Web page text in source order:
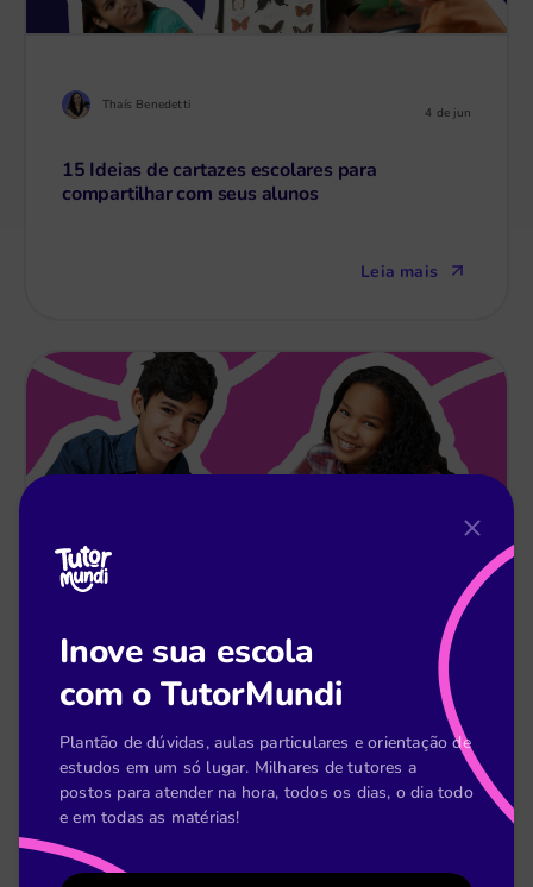
Thaís Benedetti 4 de jun
15 Ideias de cartazes escolares para
compartilhar com seus alunos
Leia mais
28 de maio
Ideias para trabalho de escola para atribuir aos
seus alunos
Leia mais
Inove sua escola
com o TutorMundi
Plantão de dúvidas, aulas particulares e orientação de
estudos em um só lugar. Milhares de tutores a
postos para atender na hora, todos os dias, o dia todo
e em todas as matérias!